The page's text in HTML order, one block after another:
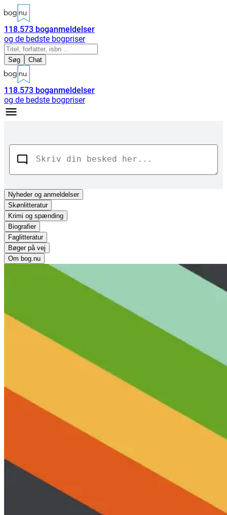
118.573 boganmeldelser
og de bedste bogpriser
Søg Chat
118.573 boganmeldelser
og de bedste bogpriser
Nyhederog anmeldelser
Skønlitteratur
Krimi og spænding
Biografier
Faglitteratur
Bøger på vej
Om bog.nu